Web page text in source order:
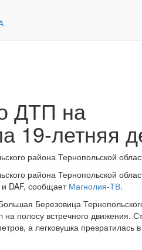
ДТП на
19-летняя
района Тернопольской
района Тернопольской
DAF, сообщает Магнолия-ТВ.
Березовица
полосу встречного движения.
а легковушка превратилась в